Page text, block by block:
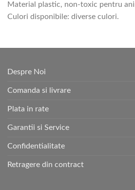
Material plastic, non-toxic pentru
Culori disponibile: diverse culori.
Despre Noi
Comanda si livrare
Plata in rate
Garantii si Service
Confidentialitate
Retragere din contract